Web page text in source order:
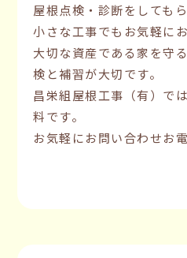
屋根点検・診断をしても
小さな工事でもお気軽に
大切な資産である家を守
検と補習が大切です。
昌栄組屋根工事（有）で
料です。
お気軽にお問い合わせお